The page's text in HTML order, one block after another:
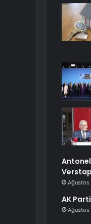
Ağustos
AK
Ağustos